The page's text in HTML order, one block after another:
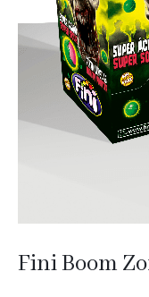
Fini Boom
Vape
JNR
Adalya
Al Fakher
CBD
Nouveautés